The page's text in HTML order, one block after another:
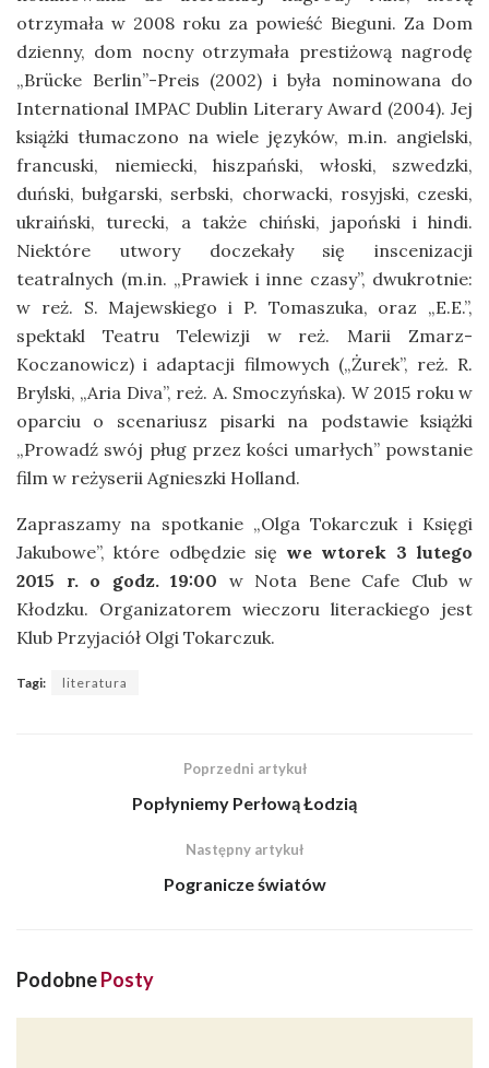
otrzymała w 2008 roku za powieść Bieguni. Za Dom
dzienny, dom nocny otrzymała prestiżową nagrodę
„Brücke Berlin”-Preis (2002) i była nominowana do
International IMPAC Dublin Literary Award (2004). Jej
książki tłumaczono na wiele języków, m.in. angielski,
francuski, niemiecki, hiszpański, włoski, szwedzki,
duński, bułgarski, serbski, chorwacki, rosyjski, czeski,
ukraiński, turecki, a także chiński, japoński i hindi.
Niektóre utwory doczekały się inscenizacji
teatralnych (m.in. „Prawiek i inne czasy”, dwukrotnie:
w reż. S. Majewskiego i P. Tomaszuka, oraz „E.E.”,
spektakl Teatru Telewizji w reż. Marii Zmarz-
Koczanowicz) i adaptacji filmowych („Żurek”, reż. R.
Brylski, „Aria Diva”, reż. A. Smoczyńska). W 2015 roku w
oparciu o scenariusz pisarki na podstawie książki
„Prowadź swój pług przez kości umarłych” powstanie
film w reżyserii Agnieszki Holland.
Zapraszamy na spotkanie „Olga Tokarczuk i Księgi
Jakubowe”, które odbędzie się we wtorek 3 lutego
2015 r. o godz. 19:00 w Nota Bene Cafe Club w
Kłodzku. Organizatorem wieczoru literackiego jest
Klub Przyjaciół Olgi Tokarczuk.
Tagi: literatura
Poprzedni artykuł
Popłyniemy Perłową Łodzią
Następny artykuł
Pogranicze światów
PodobnePosty